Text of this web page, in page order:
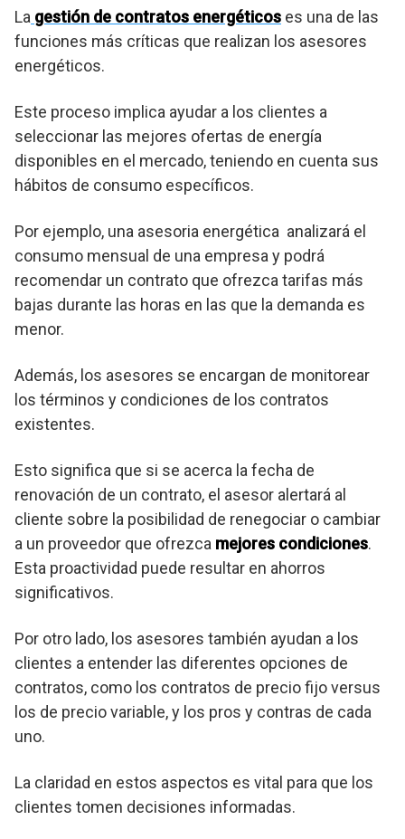
La gestión de contratos energéticos es una de las
funciones más críticas que realizan los asesores
energéticos.
Este proceso implica ayudar a los clientes a
seleccionar las mejores ofertas de energía
disponibles en el mercado, teniendo en cuenta sus
hábitos de consumo específicos.
Por ejemplo, una asesoria energética analizará el
consumo mensual de una empresa y podrá
recomendar un contrato que ofrezca tarifas más
bajas durante las horas en las que la demanda es
menor.
Además, los asesores se encargan de monitorear
los términos y condiciones de los contratos
existentes.
Esto significa que si se acerca la fecha de
renovación de un contrato, el asesor alertará al
cliente sobre la posibilidad de renegociar o cambiar
a un proveedor que ofrezca mejores condiciones.
Esta proactividad puede resultar en ahorros
significativos.
Por otro lado, los asesores también ayudan a los
clientes a entender las diferentes opciones de
contratos, como los contratos de precio fijo versus
los de precio variable, y los pros y contras de cada
uno.
La claridad en estos aspectos es vital para que los
clientes tomen decisiones informadas.